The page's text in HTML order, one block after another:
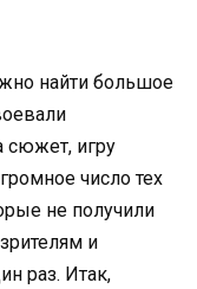
найти большое
сюжет, игру
число тех
не получили
и
раз. Итак,